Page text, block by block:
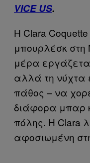
VICE US.
Η Clara
μπουρλέσκ στη
μέρα
αλλά τη νύχτα
πάθος – να
διάφορα μπαρ
πόλης. Η Clara
αφοσιωμένη